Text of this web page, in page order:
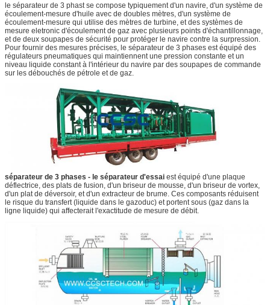
le séparateur de 3 phast se compose typiquement d'un navire, d'un système de
écoulement-mesure d'huile avec de doubles mètres, d'un système de
écoulement-mesure qui utilise des mètres de turbine, et des systèmes de
mesure eletronic d'écoulement de gaz avec plusieurs points d'échantillonnage,
et de deux soupapes de sécurité pour protéger le navire contre la surpression.
Pour fournir des mesures précises, le séparateur de 3 phases est équipé des
régulateurs pneumatiques qui maintiennent une pression constante et un
niveau liquide constant à l'intérieur du navire par des soupapes de commande
sur les débouchés de pétrole et de gaz.
séparateur de 3 phases - le séparateur d'essai est équipé d'une plaque
déflectrice, des plats de fusion, d'un briseur de mousse, d'un briseur de vortex,
d'un plat de déversoir, et d'un extracteur de brume. Ces composants réduisent
le risque du transfert (liquide dans le gazoduc) et portent sous (gaz dans la
ligne liquide) qui affecterait l'exactitude de mesure de débit.